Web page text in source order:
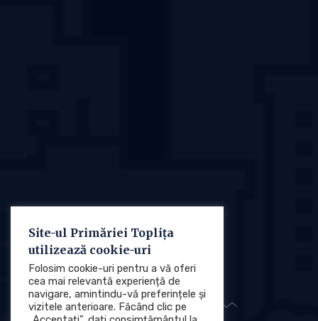
Site-ul Primăriei Toplița
utilizează cookie-uri
Folosim cookie-uri pentru a vă oferi
cea mai relevantă experiență de
navigare, amintindu-vă preferințele și
vizitele anterioare. Făcând clic pe